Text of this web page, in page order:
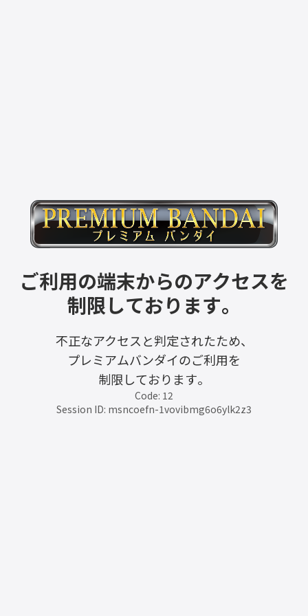
ご利用の端末からのアクセスを
制限しております。
不正なアクセスと判定されたため、
プレミアムバンダイのご利用を
制限しております。
Code: 12
Session ID: msncoefn-1vovibmg6o6ylk2z3